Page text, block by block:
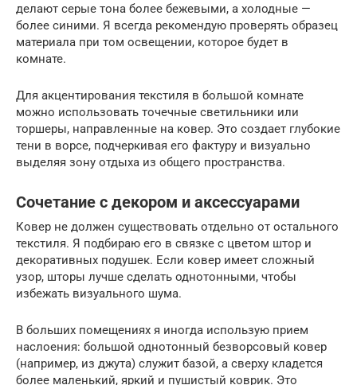
делают серые тона более бежевыми, а холодные —
более синими. Я всегда рекомендую проверять образец
материала при том освещении, которое будет в
комнате.
Для акцентирования текстиля в большой комнате
можно использовать точечные светильники или
торшеры, направленные на ковер. Это создает глубокие
тени в ворсе, подчеркивая его фактуру и визуально
выделяя зону отдыха из общего пространства.
Сочетание с декором и аксессуарами
Ковер не должен существовать отдельно от остального
текстиля. Я подбираю его в связке с цветом штор и
декоративных подушек. Если ковер имеет сложный
узор, шторы лучше сделать однотонными, чтобы
избежать визуального шума.
В больших помещениях я иногда использую прием
наслоения: большой однотонный безворсовый ковер
(например, из джута) служит базой, а сверху кладется
более маленький, яркий и пушистый коврик. Это